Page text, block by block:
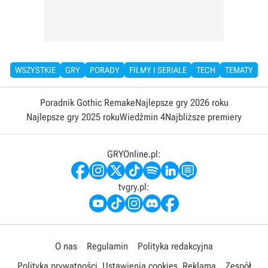
WSZYSTKIE GRY PORADY FILMY I SERIALE TECH TEMATY
Poradnik Gothic RemakeNajlepsze gry 2026 roku
Najlepsze gry 2025 rokuWiedźmin 4Najbliższe premiery
GRYOnline.pl:
tvgry.pl:
O nas Regulamin
Polityka redakcyjna